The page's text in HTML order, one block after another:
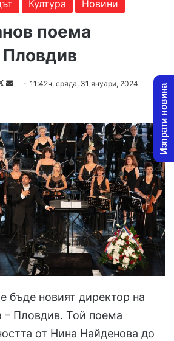
Култура Новини
поема
Follow
Send11:42ч, сряда, 31 януари, 2024
бъде новият директор на
Пловдив. Той поема
от Нина Найденова до
Изпрати новина